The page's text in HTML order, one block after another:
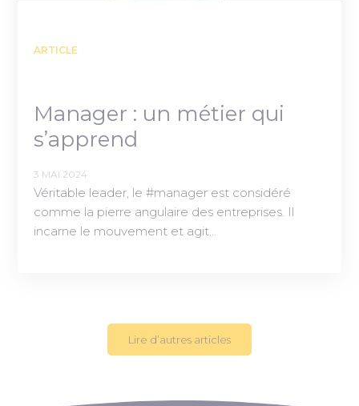
ARTICLE
Manager : un métier qui
s’apprend
3 MAI 2024
Véritable leader, le #manager est considéré
comme la pierre angulaire des entreprises. Il
incarne le mouvement et agit…
Lire d’autres articles